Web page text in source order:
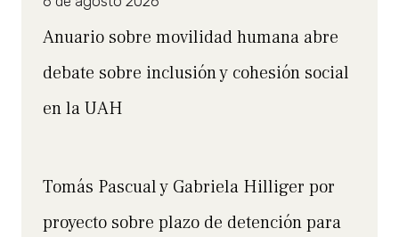
Anuario sobre movilidad humana abre
debate sobre inclusión y cohesión social
en la UAH
Tomás Pascual y Gabriela Hilliger por
proyecto sobre plazo de detención para